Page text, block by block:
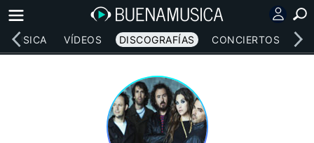
MÚSICA VÍDEOS DISCOGRAFÍAS CONCIERTOS